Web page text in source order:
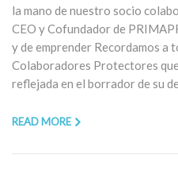
la mano de nuestro socio
CEO y Cofundador de
y de emprender Recordamos a
Colaboradores Protectores
reflejada en el borrador de su
READ MORE